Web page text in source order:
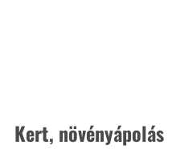
Kert, növényápolás